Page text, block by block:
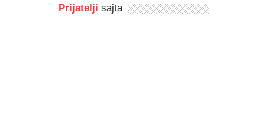
Prijatelji sajta